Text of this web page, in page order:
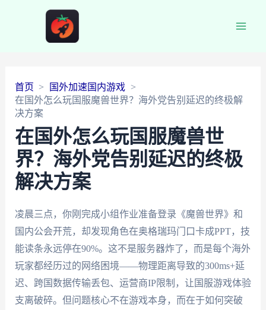
首页
国外加速国内游戏
在国外怎么玩国服魔兽世界？海外党告别延迟的终极解
决方案
在国外怎么玩国服魔兽世
界？海外党告别延迟的终极
解决方案
凌晨三点，你刚完成小组作业准备登录《魔兽世界》和
国内公会开荒，却发现角色在奥格瑞玛门口卡成PPT，技
能读条永远停在90%。这不是服务器炸了，而是每个海外
玩家都经历过的网络困境——物理距离导致的300ms+延
迟、跨国数据传输丢包、运营商IP限制，让国服游戏体验
支离破碎。但问题核心不在游戏本身，而在于如何突破